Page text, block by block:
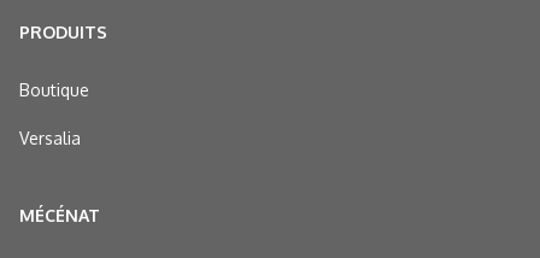
PRODUITS
Boutique
Versalia
MÉCÉNAT